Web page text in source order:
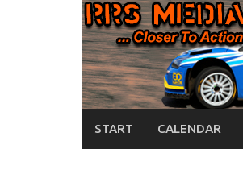
START CALENDAR